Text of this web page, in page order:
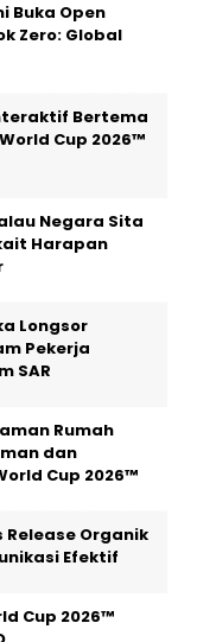
Buka Open
Zero: Global
Bertema
Cup 2026™
Negara Sita
Harapan
Longsor
Pekerja
SAR
Rumah
dan
Cup 2026™
Organik
Efektif
Cup 2026™